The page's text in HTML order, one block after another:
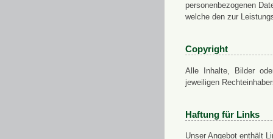
personenbezogenen
welche den zur
Copyright
Alle Inhalte, Bilder
jeweiligen
Haftung für Links
Unser Angebot enthält